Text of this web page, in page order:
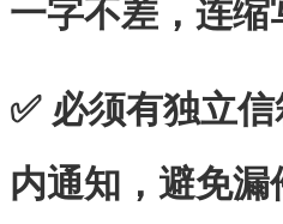
一字不差，连缩
✅ 必须有独立
内通知，避免漏